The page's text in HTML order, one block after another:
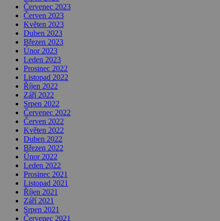
Červenec 2023
Červen 2023
Květen 2023
Duben 2023
Březen 2023
Únor 2023
Leden 2023
Prosinec 2022
Listopad 2022
Říjen 2022
Září 2022
Srpen 2022
Červenec 2022
Červen 2022
Květen 2022
Duben 2022
Březen 2022
Únor 2022
Leden 2022
Prosinec 2021
Listopad 2021
Říjen 2021
Září 2021
Srpen 2021
Červenec 2021